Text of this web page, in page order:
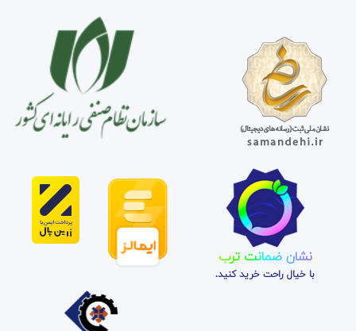
نشان ضمانت ترب
با خیال راحت خرید کنید.